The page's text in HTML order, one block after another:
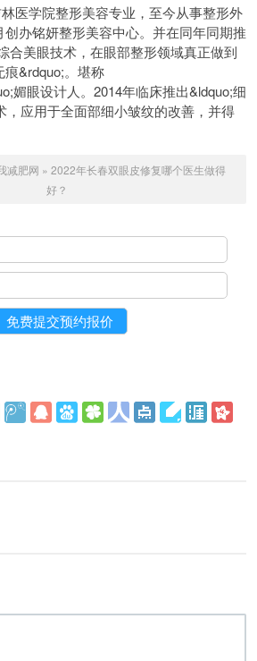
医学院整形美容专业，至今从事整形外
创办铭妍整形美容中心。并在同年同期推
合美眼技术，在眼部整形领域真正做到
痕&rdquo;。堪称
媚眼设计人。2014年临床推出&ldquo;细
，应用于全面部细小皱纹的改善，并得
减肥网 » 2022年长春双眼皮修复哪个医生做得
好？